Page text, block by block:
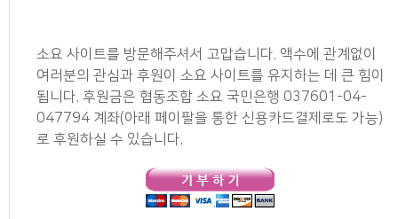
소요 사이트를 방문해주셔서 고맙습니다. 액수에 관계없이
여러분의 관심과 후원이 소요 사이트를 유지하는 데 큰 힘이
됩니다. 후원금은 협동조합 소요 국민은행 037601-04-
047794 계좌(아래 페이팔을 통한 신용카드결제로도 가능)
로 후원하실 수 있습니다.